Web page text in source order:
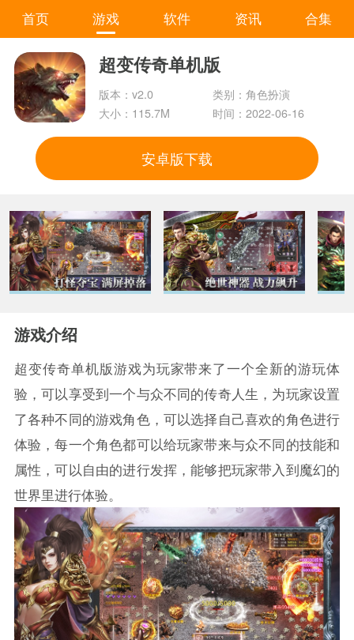
首页 游戏 软件 资讯 合集
超变传奇单机版
版本：v2.0
类别：角色扮演
大小：115.7M
时间：2022-06-16
安卓版下载
游戏介绍
超变传奇单机版游戏为玩家带来了一个全新的游玩体
验，可以享受到一个与众不同的传奇人生，为玩家设置
了各种不同的游戏角色，可以选择自己喜欢的角色进行
体验，每一个角色都可以给玩家带来与众不同的技能和
属性，可以自由的进行发挥，能够把玩家带入到魔幻的
世界里进行体验。